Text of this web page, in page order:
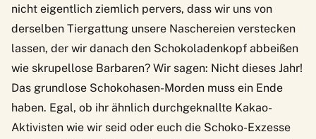
nicht eigentlich ziemlich pervers, dass wir uns von
derselben Tiergattung unsere Naschereien verstecken
lassen, der wir danach den Schokoladenkopf abbeißen
wie skrupellose Barbaren? Wir sagen: Nicht dieses Jahr!
Das grundlose Schokohasen-Morden muss ein Ende
haben. Egal, ob ihr ähnlich durchgeknallte Kakao-
Aktivisten wie wir seid oder euch die Schoko-Exzesse